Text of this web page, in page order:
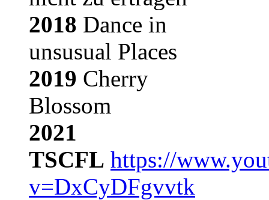
2018 Dance in
unsusual Places
2019 Cherry
Blossom
2021
TSCFL https://
v=DxCyDFgvvtk